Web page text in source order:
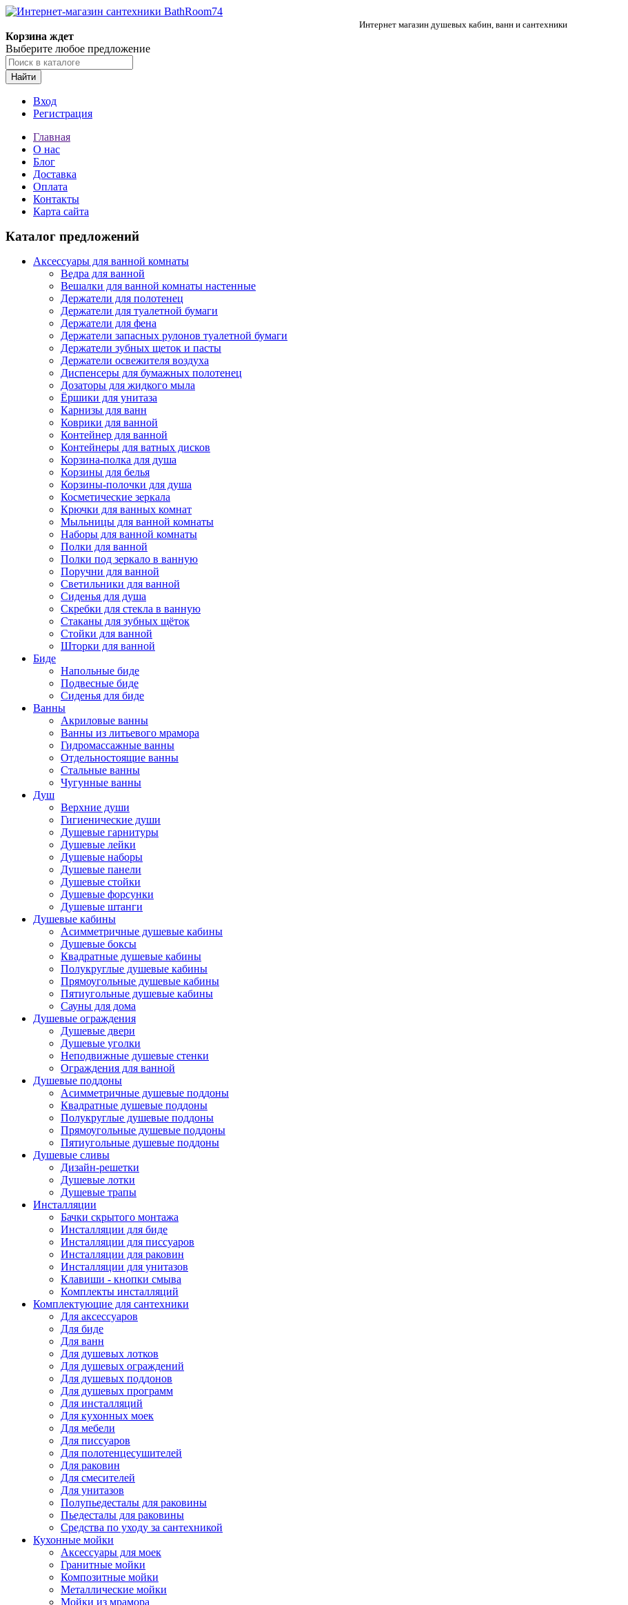
Интернет магазин душевых кабин, ванн и сантехники
Корзина ждет
Выберите любое предложение
Найти
Вход
Регистрация
Главная
О нас
Блог
Доставка
Оплата
Контакты
Карта сайта
Каталог предложений
Аксессуары для ванной комнаты
Ведра для ванной
Вешалки для ванной комнаты настенные
Держатели для полотенец
Держатели для туалетной бумаги
Держатели для фена
Держатели запасных рулонов туалетной бумаги
Держатели зубных щеток и пасты
Держатели освежителя воздуха
Диспенсеры для бумажных полотенец
Дозаторы для жидкого мыла
Ёршики для унитаза
Карнизы для ванн
Коврики для ванной
Контейнер для ванной
Контейнеры для ватных дисков
Корзина-полка для душа
Корзины для белья
Корзины-полочки для душа
Косметические зеркала
Крючки для ванных комнат
Мыльницы для ванной комнаты
Наборы для ванной комнаты
Полки для ванной
Полки под зеркало в ванную
Поручни для ванной
Светильники для ванной
Сиденья для душа
Скребки для стекла в ванную
Стаканы для зубных щёток
Стойки для ванной
Шторки для ванной
Биде
Напольные биде
Подвесные биде
Сиденья для биде
Ванны
Акриловые ванны
Ванны из литьевого мрамора
Гидромассажные ванны
Отдельностоящие ванны
Стальные ванны
Чугунные ванны
Душ
Верхние души
Гигиенические души
Душевые гарнитуры
Душевые лейки
Душевые наборы
Душевые панели
Душевые стойки
Душевые форсунки
Душевые штанги
Душевые кабины
Асимметричные душевые кабины
Душевые боксы
Квадратные душевые кабины
Полукруглые душевые кабины
Прямоугольные душевые кабины
Пятиугольные душевые кабины
Сауны для дома
Душевые ограждения
Душевые двери
Душевые уголки
Неподвижные душевые стенки
Ограждения для ванной
Душевые поддоны
Асимметричные душевые поддоны
Квадратные душевые поддоны
Полукруглые душевые поддоны
Прямоугольные душевые поддоны
Пятиугольные душевые поддоны
Душевые сливы
Дизайн-решетки
Душевые лотки
Душевые трапы
Инсталляции
Бачки скрытого монтажа
Инсталляции для биде
Инсталляции для писсуаров
Инсталляции для раковин
Инсталляции для унитазов
Клавиши - кнопки смыва
Комплекты инсталляций
Комплектующие для сантехники
Для аксессуаров
Для биде
Для ванн
Для душевых лотков
Для душевых ограждений
Для душевых поддонов
Для душевых программ
Для инсталляций
Для кухонных моек
Для мебели
Для писсуаров
Для полотенцесушителей
Для раковин
Для смесителей
Для унитазов
Полупьедесталы для раковины
Пьедесталы для раковины
Средства по уходу за сантехникой
Кухонные мойки
Аксессуары для моек
Гранитные мойки
Композитные мойки
Металлические мойки
Мойки из мрамора